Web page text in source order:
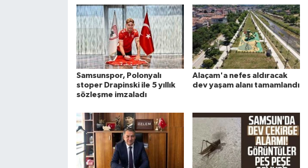
Samsunspor, Polonyalı
stoper Drapinski ile 5 yıllık
sözleşme imzaladı
Alaçam'a nefes aldıracak
dev yaşam alanı tamamlandı